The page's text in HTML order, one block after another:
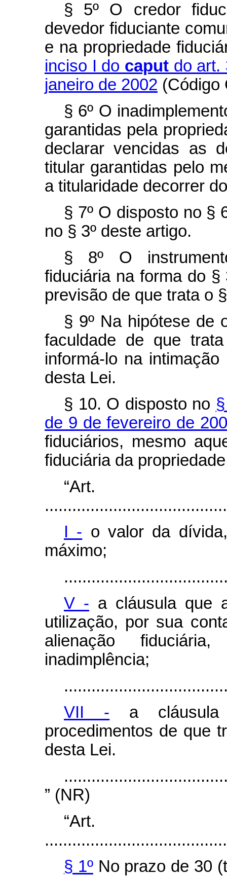
§ 5º O credor
devedor fiduciante
e na propriedade
inciso I do caput do art.
janeiro de 2002 (Código
§ 6º O
garantidas pela
declarar vencidas as
titular garantidas pelo
a titularidade decorrer
§ 7º O disposto no §
no § 3º deste artigo.
§ 8º O
fiduciária na forma do
previsão de que trata o
§ 9º Na hipótese de
faculdade de que
informá-lo na
desta Lei.
§ 10. O disposto no
de 9 de fevereiro de
fiduciários, mesmo
fiduciária da
I - o valor da
máximo;
V - a cláusula que
utilização, por sua
alienação
inadimplência;
VII - a cláusula
procedimentos de que
desta Lei.
” (NR)
§ 1ºNo prazo de 30